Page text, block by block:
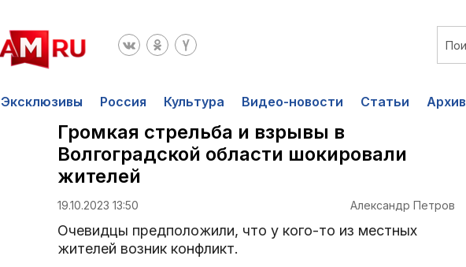
Эксклюзивы Россия Культура Видео-новости Статьи Архив
Громкая стрельба и взрывы в
Волгоградской области шокировали
жителей
19.10.2023 13:50 Александр Петров
Очевидцы предположили, что у кого-то из местных
жителей возник конфликт.